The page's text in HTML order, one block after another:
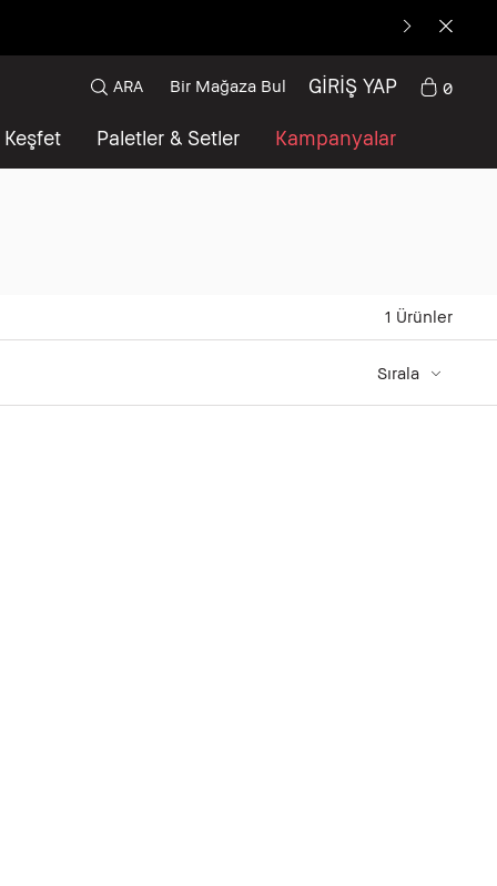
Keşfet Paletler & Setler Kampanyalar
ARA Bir Mağaza Bul GİRİŞ YAP 0
1 Ürünler
Sırala